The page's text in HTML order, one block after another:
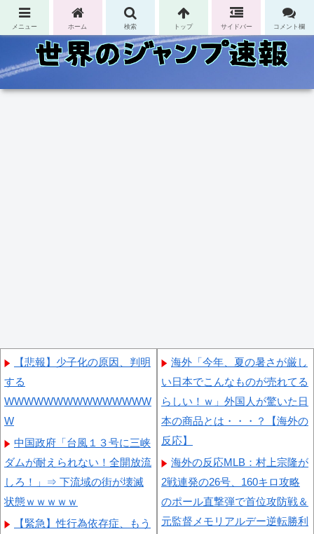
コンテンツへスキップ
【悲報】少子化の原因、判明
する
WWWWWWWWWWWWWWW
W
中国政府「台風１３号に三峡
ダムが耐えられない！全開放流
しろ！」⇒ 下流域の街が壊滅
状態ｗｗｗｗｗ
【緊急】性行為依存症、もう
海外「今年、夏の暑さが厳し
い日本でこんなものが売れてる
らしい！ｗ」外国人が驚いた日
本の商品とは・・・？【海外の
反応】
海外の反応MLB：村上宗隆が
2戦連発の26号、160キロ攻略
のポール直撃弾で首位攻防戦＆
元監督メモリアルデー逆転勝利
メニュー ホーム 検索 トップ サイドバー コメント欄